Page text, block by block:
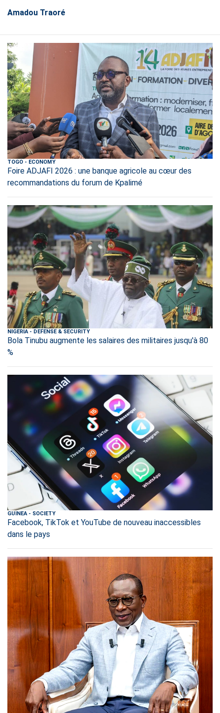
Amadou Traoré
TOGO - ECONOMY
Foire ADJAFI 2026 : une banque agricole au cœur des
recommandations du forum de Kpalimé
NIGERIA- DEFENSE & SECURITY
Bola Tinubu augmente les salaires des militaires jusqu'à 80
%
GUINEA- SOCIETY
Facebook, TikTok et YouTube de nouveau inaccessibles
dans le pays